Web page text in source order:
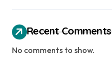
Recent Comments
No comments to show.